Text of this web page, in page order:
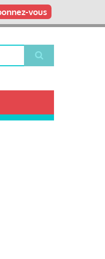
vous